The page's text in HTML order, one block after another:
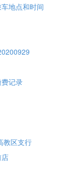
地点和时间
记录
教区支行
店